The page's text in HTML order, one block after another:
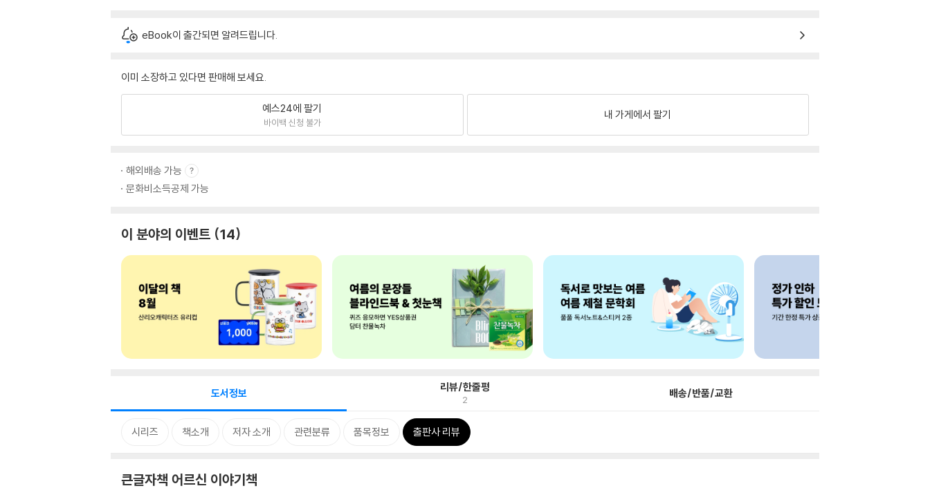
eBook이 출간되면 알려드립니다.
이미 소장하고 있다면 판매해 보세요.
예스24에 팔기
바이백 신청 불가
내 가게에서 팔기
해외배송 가능
문화비소득공제 가능
이 분야의 이벤트 14
도서정보 리뷰/한줄평
2 배송/반품/교환
시리즈 책소개 저자 소개 관련분류 품목정보 출판사 리뷰
큰글자책 어르신 이야기책